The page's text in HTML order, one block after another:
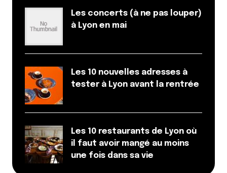
Les concerts (à ne pas louper)
à Lyon en mai
Les 10 nouvelles adresses à
tester à Lyon avant la rentrée
Les 10 restaurants de Lyon où
il faut avoir mangé au moins
une fois dans sa vie